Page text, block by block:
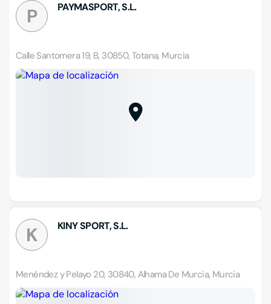
P PAYMASPORT, S.L.
Calle Santomera 19, B, 30850, Totana, Murcia
K KINY SPORT, S.L.
Menéndez y Pelayo 20, 30840, Alhama De Murcia, Murcia